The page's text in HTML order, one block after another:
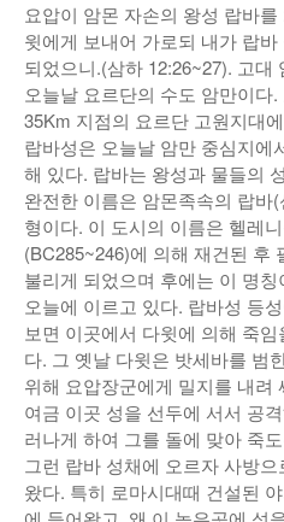
요압이 암몬 자손의 왕성 랍바
윗에게 보내어 가로되 내가 랍
되었으니.(삼하 12:26~27). 고대
오늘날 요르단의 수도 암만이다
35Km 지점의 요르단 고원지대
랍바성은 오늘날 암만 중심지에
해 있다. 랍바는 왕성과 물들의
완전한 이름은 암몬족속의 랍바
형이다. 이 도시의 이름은 헬레
(BC285~246)에 의해 재건된 후
불리게 되었으며 후에는 이 명
오늘에 이르고 있다. 랍바성 등
보면 이곳에서 다윗에 의해 죽
다. 그 옛날 다윗은 밧세바를 범
위해 요압장군에게 밀지를 내려
여금 이곳 성을 선두에 서서 공
러나게 하여 그를 돌에 맞아 죽
그런 랍바 성채에 오르자 사방
왔다. 특히 로마시대때 건설된